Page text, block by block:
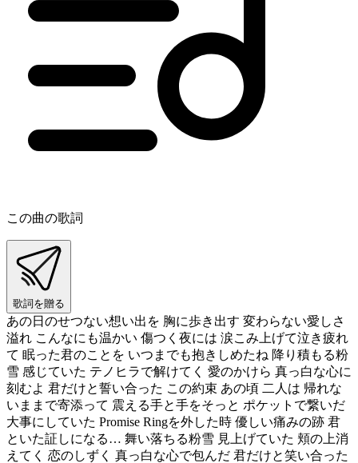
この曲の歌詞
歌詞を贈る
あの日のせつない想い出を 胸に歩き出す 変わらない愛しさ
溢れ こんなにも温かい 傷つく夜には 涙こみ上げて泣き疲れ
て 眠った君のことを いつまでも抱きしめたね 降り積もる粉
雪 感じていた テノヒラで解けてく 愛のかけら 真っ白な心に
刻むよ 君だけと誓い合った この約束 あの頃 二人は 帰れな
いままで寄添って 震える手と手をそっと ポケットで繋いだ
大事にしていた Promise Ringを外した時 優しい痛みの跡 君
といた証しになる… 舞い落ちる粉雪 見上げていた 頬の上消
えてく 恋のしずく 真っ白な心で包んだ 君だけと笑い合った